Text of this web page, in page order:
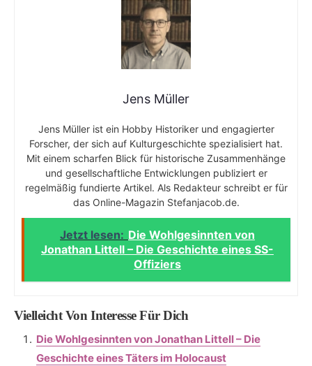
Jens Müller
Jens Müller ist ein Hobby Historiker und engagierter
Forscher, der sich auf Kulturgeschichte spezialisiert hat.
Mit einem scharfen Blick für historische Zusammenhänge
und gesellschaftliche Entwicklungen publiziert er
regelmäßig fundierte Artikel. Als Redakteur schreibt er für
das Online-Magazin Stefanjacob.de.
Jetzt lesen: Die Wohlgesinnten von
Jonathan Littell – Die Geschichte eines SS-
Offiziers
Vielleicht Von Interesse Für Dich
Die Wohlgesinnten von Jonathan Littell – Die
Geschichte eines Täters im Holocaust